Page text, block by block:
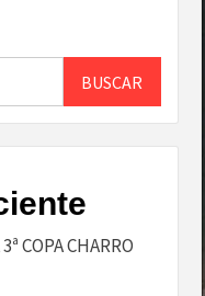
BUSCAR
COPA CHARRO